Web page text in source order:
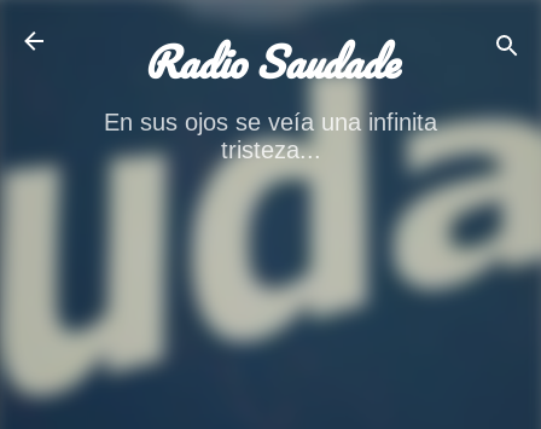
Radio Saudade
En sus ojos se veía una infinita
tristeza...